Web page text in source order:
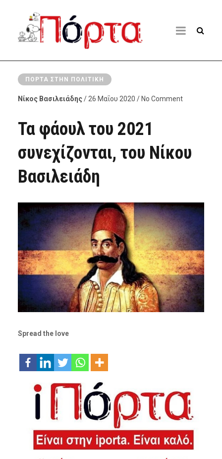
ΠΌΡΤΑ ΣΤΗΝ ΠΟΛΙΤΙΚΉ
Νίκος Βασιλειάδης/ 26 Μαΐου 2020 / No Comment
Τα φάουλ του 2021
συνεχίζονται, του Νίκου
Βασιλειάδη
Spread the love